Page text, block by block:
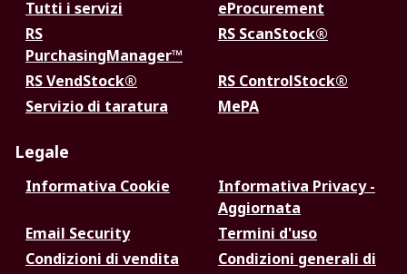
Tutti i servizi
eProcurement
RS
PurchasingManager™
RS ScanStock®
RS VendStock®
RS ControlStock®
Servizio di taratura
MePA
Legale
Informativa Cookie
Informativa Privacy -
Aggiornata
Email Security
Termini d'uso
Condizioni di vendita
Condizioni generali di